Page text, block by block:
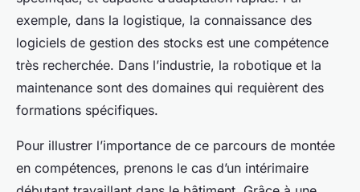
exemple, dans la logistique, la connaissance des
logiciels de gestion des stocks est une compétence
très recherchée. Dans l’industrie, la robotique et la
maintenance sont des domaines qui requièrent des
formations spécifiques.
Pour illustrer l’importance de ce parcours de montée
en compétences, prenons le cas d’un intérimaire